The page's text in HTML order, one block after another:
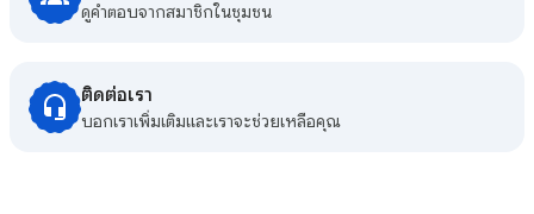
ดูคําตอบจากสมาชิกในชุมชน
ติดต่อเรา
บอกเราเพิ่มเติมและเราจะช่วยเหลือคุณ